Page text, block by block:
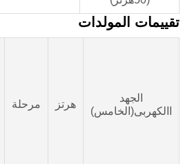
المولدات
هرتز مرحلة
(قدمC)